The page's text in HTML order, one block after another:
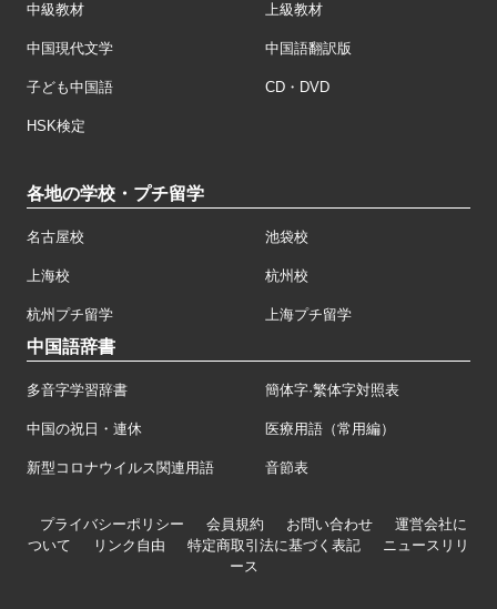
中級教材 上級教材
中国現代文学 中国語翻訳版
子ども中国語 CD・DVD
HSK検定
各地の学校・プチ留学
名古屋校 池袋校
上海校 杭州校
杭州プチ留学 上海プチ留学
中国語辞書
多音字学習辞書 簡体字·繁体字対照表
中国の祝日・連休 医療用語（常用編）
新型コロナウイルス関連用語 音節表
プライバシーポリシー 会員規約 お問い合わせ
運営会社に
ついて
リンク自由 特定商取引法に基づく表記
ニュースリリ
ース